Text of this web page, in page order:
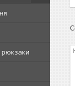
рюкзаки